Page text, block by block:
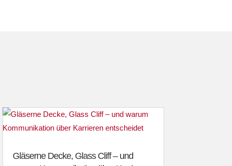
Gläserne Decke, Glass Cliff – und